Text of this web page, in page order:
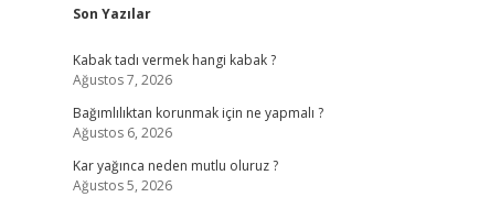
Sidebar
Son Yazılar
Kabak tadı vermek hangi kabak ?
Ağustos 7, 2026
Bağımlılıktan korunmak için ne yapmalı ?
Ağustos 6, 2026
Kar yağınca neden mutlu oluruz ?
Ağustos 5, 2026